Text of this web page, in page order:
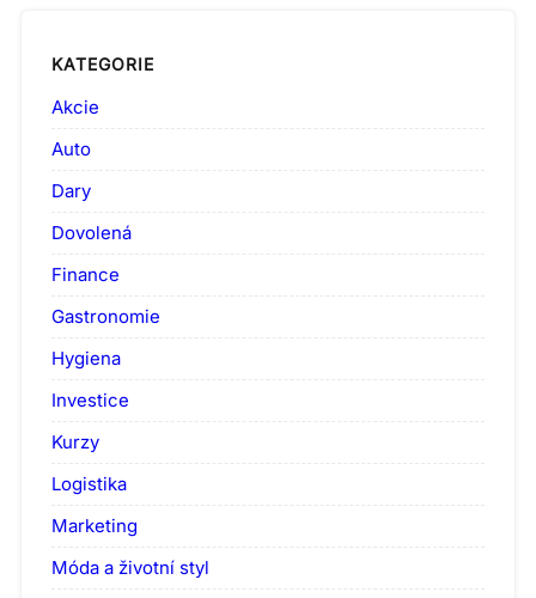
KATEGORIE
Akcie
Auto
Dary
Dovolená
Finance
Gastronomie
Hygiena
Investice
Kurzy
Logistika
Marketing
Móda a životní styl